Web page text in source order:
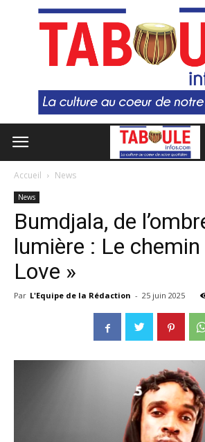
Accueil News
News
Bumdjala, de
lumière : Le chemin
Love »
Par L'Equipe de la Rédaction - 25 juin 2025